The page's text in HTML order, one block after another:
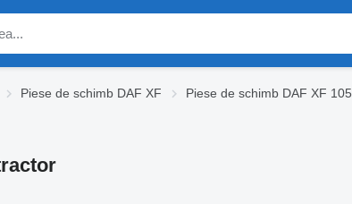
Piese de schimb DAF XF Piese de schimb DAF XF 105